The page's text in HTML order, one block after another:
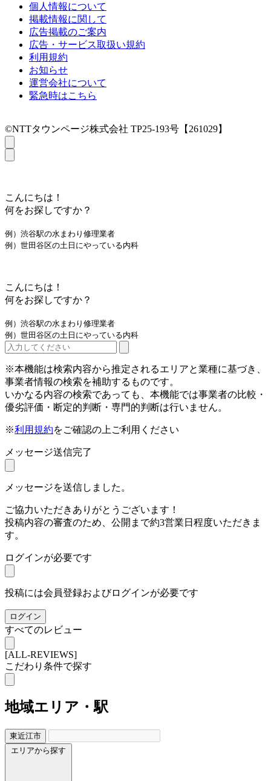
個人情報について
掲載情報に関して
広告掲載のご案内
広告・サービス取扱い規約
利用規約
お知らせ
運営会社について
緊急時はこちら
©NTTタウンページ株式会社 TP25-193号【261029】
こんにちは！
何をお探しですか？
例）渋谷駅の水まわり修理業者
例）世田谷区の土日にやっている内科
こんにちは！
何をお探しですか？
例）渋谷駅の水まわり修理業者
例）世田谷区の土日にやっている内科
※本機能は検索内容から推定されるエリアと業種に基づき、
事業者情報の検索を補助するものです。
いかなる内容の検索であっても、本機能では事業者の比較・
優劣評価・断定的判断・専門的判断は行いません。
※利用規約をご確認の上ご利用ください
メッセージ送信完了
メッセージを送信しました。
ご協力いただきありがとうございます！
投稿内容の審査のため、公開まで約3営業日程度いただきま
す。
ログインが必要です
投稿には会員登録およびログインが必要です
ログイン
すべてのレビュー
[ALL-REVIEWS]
こだわり条件で探す
地域エリア・駅
東近江市
エリアから探す